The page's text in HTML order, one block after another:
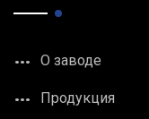
О заводе
Продукция